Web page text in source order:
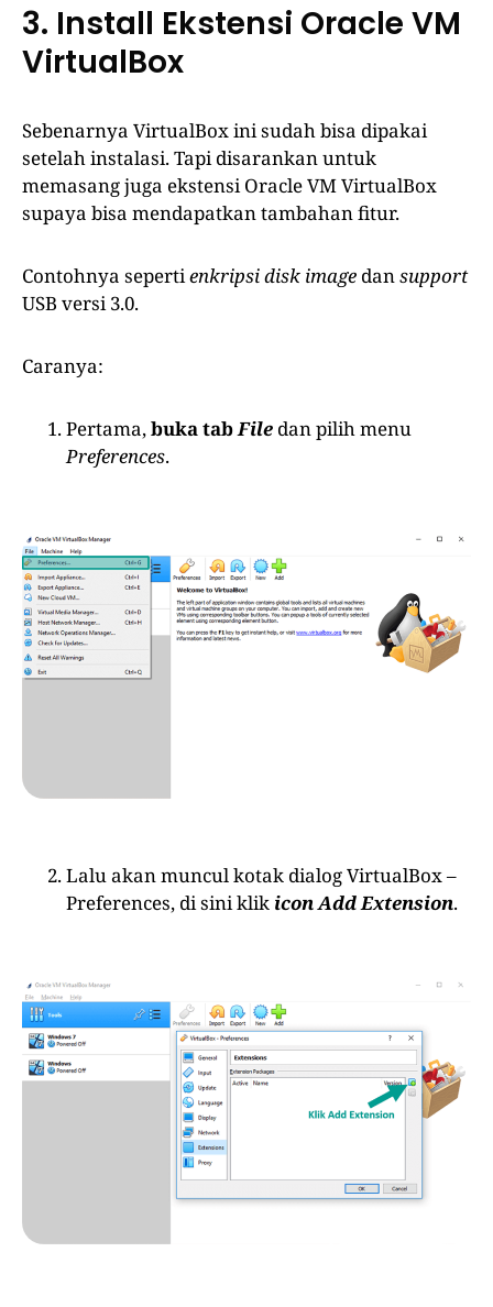
3. Install Ekstensi Oracle VM
VirtualBox
Sebenarnya VirtualBox ini sudah bisa dipakai
setelah instalasi. Tapi disarankan untuk
memasang juga ekstensi Oracle VM VirtualBox
supaya bisa mendapatkan tambahan fitur.
Contohnya sepertienkripsi disk image dansupport
USB versi 3.0.
Caranya:
Pertama,buka tabFile dan pilih menu
Preferences.
Lalu akan muncul kotak dialog VirtualBox –
Preferences, di sini klik icon Add Extension.